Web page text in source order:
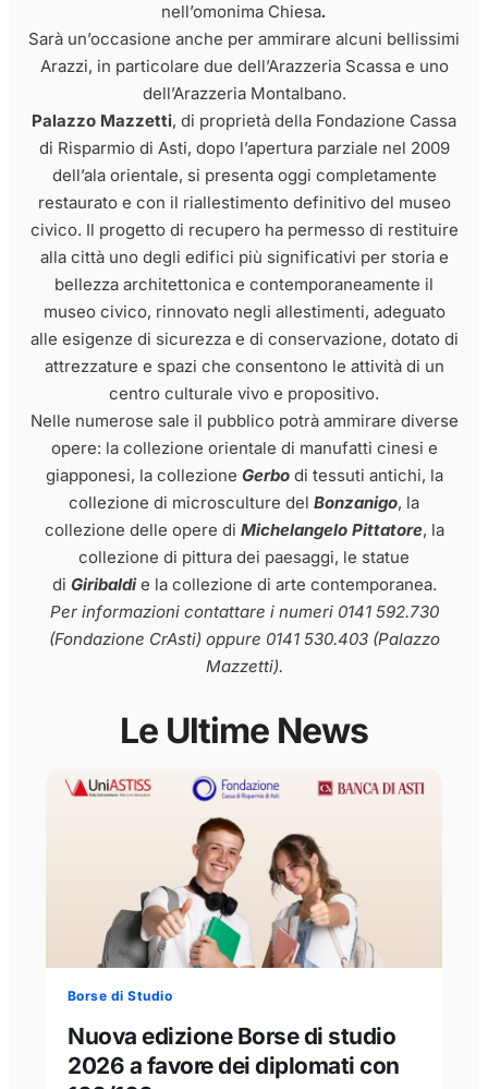
nell’omonima Chiesa.
Sarà un’occasione anche per ammirare alcuni bellissimi
Arazzi, in particolare due dell’Arazzeria Scassa e uno
dell’Arazzeria Montalbano.
Palazzo Mazzetti, di proprietà della Fondazione Cassa
di Risparmio di Asti, dopo l’apertura parziale nel 2009
dell’ala orientale, si presenta oggi completamente
restaurato e con il riallestimento definitivo del museo
civico. Il progetto di recupero ha permesso di restituire
alla città uno degli edifici più significativi per storia e
bellezza architettonica e contemporaneamente il
museo civico, rinnovato negli allestimenti, adeguato
alle esigenze di sicurezza e di conservazione, dotato di
attrezzature e spazi che consentono le attività di un
centro culturale vivo e propositivo.
Nelle numerose sale il pubblico potrà ammirare diverse
opere: la collezione orientale di manufatti cinesi e
giapponesi, la collezione Gerbodi tessuti antichi, la
collezione di microsculture del Bonzanigo, la
collezione delle opere di Michelangelo Pittatore, la
collezione di pittura dei paesaggi, le statue
di Giribaldie la collezione di arte contemporanea.
Per informazioni contattare i numeri 0141 592.730
(Fondazione CrAsti) oppure 0141 530.403 (Palazzo
Mazzetti).
Le Ultime News
Borse di Studio
Nuova edizione Borse di studio
2026 a favore dei diplomati con